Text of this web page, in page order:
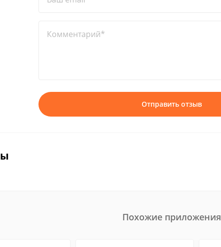
Комментарий*
Отправить отзыв
Похожие приложения